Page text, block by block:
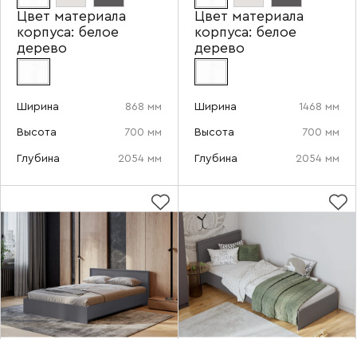
Цвет материала
корпуса: белое
дерево
Ширина 868 мм
Высота 700 мм
Глубина 2054 мм
Цвет материала
корпуса: белое
дерево
Ширина 1468 мм
Высота 700 мм
Глубина 2054 мм